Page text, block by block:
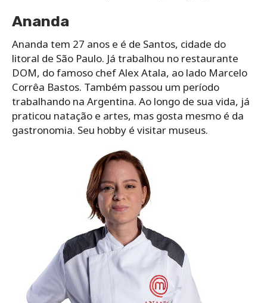
Ananda
Ananda tem 27 anos e é de Santos, cidade do
litoral de São Paulo. Já trabalhou no restaurante
DOM, do famoso chef Alex Atala, ao lado Marcelo
Corrêa Bastos. Também passou um período
trabalhando na Argentina. Ao longo de sua vida, já
praticou natação e artes, mas gosta mesmo é da
gastronomia. Seu hobby é visitar museus.